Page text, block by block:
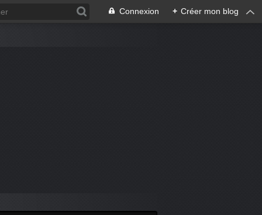
Connexion + Créer mon blog